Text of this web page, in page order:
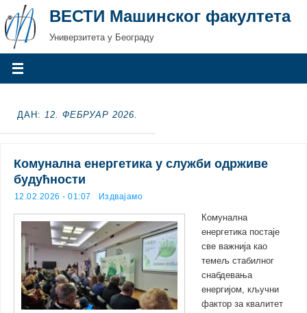
ВЕСТИ Машинског факултета
Универзитета у Београду
ДАН: 12. ФЕБРУАР 2026.
Комунална енергетика у служби одрживе
будућности
12.02.2026 - 01:07 Издвајамо
Комунална
енергетика постаје
све важнија као
темељ стабилног
снабдевања
енергијом, кључни
фактор за квалитет